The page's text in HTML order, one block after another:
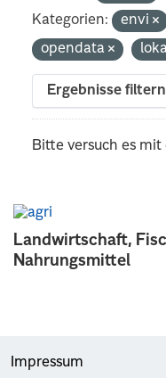
Landwirtschaft,
Nahrungsmittel
Kategorien:
envi
opendata
Ergebnisse filtern
Bitte versuch es
Impressum